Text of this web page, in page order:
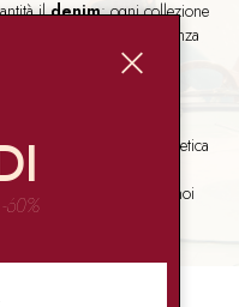
ildenim: ogni collezione
la silhouette, senza
qualità-prezzo
ed estetica
Il risultato? Look
Che dire, secondo noi
60%